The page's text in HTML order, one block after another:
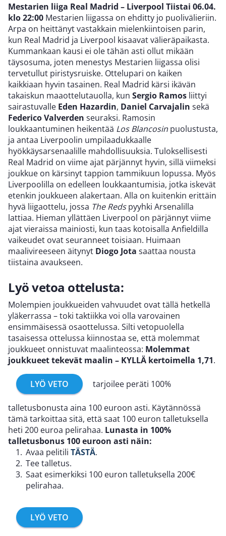
Mestarien liiga Real Madrid – Liverpool Tiistai 06.04.
klo 22:00 Mestarien liigassa on ehditty jo puolivälieriin.
Arpa on heittänyt vastakkain mielenkiintoisen parin,
kun Real Madrid ja Liverpool kisaavat välieräpaikasta.
Kummankaan kausi ei ole tähän asti ollut mikään
täysosuma, joten menestys Mestarien liigassa olisi
tervetullut piristysruiske. Ottelupari on kaiken
kaikkiaan hyvin tasainen. Real Madrid kärsi ikävän
takaiskun maaottelutauolla, kun Sergio Ramos liittyi
sairastuvalle Eden Hazardin, Daniel Carvajalin sekä
Federico Valverden seuraksi. Ramosin
loukkaantuminen heikentää Los Blancosin puolustusta,
ja antaa Liverpoolin umpilaadukkaalle
hyökkäysarsenaalille mahdollisuuksia. Tuloksellisesti
Real Madrid on viime ajat pärjännyt hyvin, sillä viimeksi
joukkue on kärsinyt tappion tammikuun lopussa. Myös
Liverpoolilla on edelleen loukkaantumisia, jotka iskevät
etenkin joukkueen alakertaan. Alla on kuitenkin erittäin
hyvä liigaottelu, jossa The Redspyyhki Arsenalilla
lattiaa. Hieman yllättäen Liverpool on pärjännyt viime
ajat vieraissa mainiosti, kun taas kotoisalla Anfieldilla
vaikeudet ovat seuranneet toisiaan. Huimaan
maalivireeseen äitynyt Diogo Jota saattaa nousta
tiistaina avaukseen.
Lyö vetoa ottelusta:
Molempien joukkueiden vahvuudet ovat tällä hetkellä
yläkerrassa – toki taktiikka voi olla varovainen
ensimmäisessä osaottelussa. Silti vetopuolella
tasaisessa ottelussa kiinnostaa se, että molemmat
joukkueet onnistuvat maalinteossa: Molemmat
joukkueet tekevät maalin – KYLLÄ kertoimella 1,71.
LYÖ VETO tarjoilee peräti 100%
talletusbonusta aina 100 euroon asti. Käytännössä
tämä tarkoittaa sitä, että saat 100 euron talletuksella
heti 200 euroa pelirahaa. Lunasta in 100%
talletusbonus 100 euroon asti näin:
Avaa pelitili TÄSTÄ.
Tee talletus.
Saat esimerkiksi 100 euron talletuksella 200€
pelirahaa.
LYÖ VETO